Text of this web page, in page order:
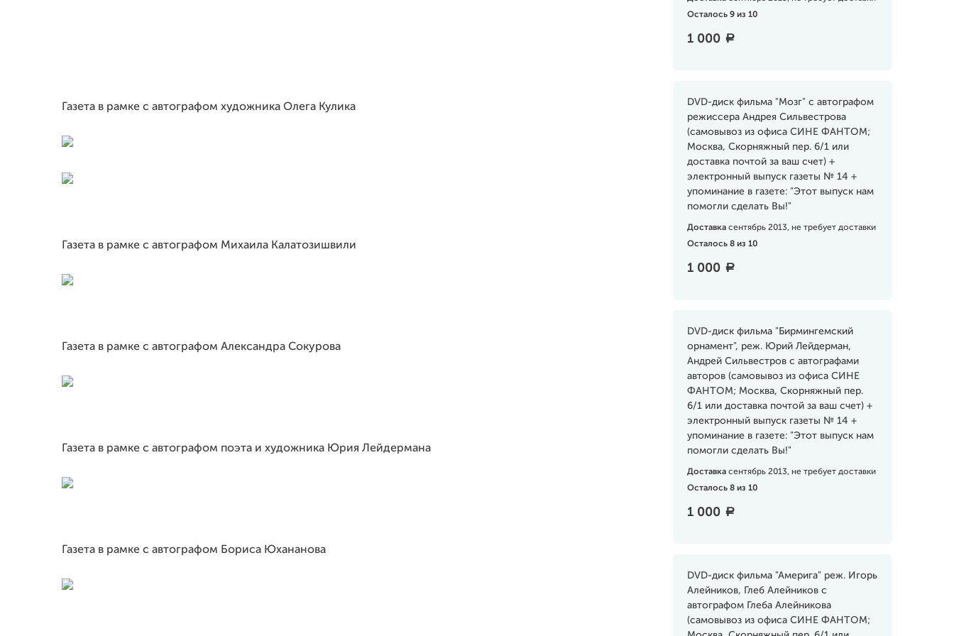
Осталось 9 из 10
1 000 a
DVD-диск фильма "Мозг" с автографом
режиссера Андрея Сильвестрова
(самовывоз из офиса СИНЕ ФАНТОМ;
Москва, Скорняжный пер. 6/1 или
доставка почтой за ваш счет) +
электронный выпуск газеты № 14 +
упоминание в газете: "Этот выпуск нам
помогли сделать Вы!"
Доставка сентябрь 2013, не требует доставки
Осталось 8 из 10
1 000 a
DVD-диск фильма "Бирмингемский
орнамент", реж. Юрий Лейдерман,
Андрей Сильвестров с автографами
авторов (самовывоз из офиса СИНЕ
ФАНТОМ; Москва, Скорняжный пер.
6/1 или доставка почтой за ваш счет) +
электронный выпуск газеты № 14 +
упоминание в газете: "Этот выпуск нам
помогли сделать Вы!"
Доставка сентябрь 2013, не требует доставки
Осталось 8 из 10
1 000 a
DVD-диск фильма "Америга" реж. Игорь
Алейников, Глеб Алейников с
автографом Глеба Алейникова
(самовывоз из офиса СИНЕ ФАНТОМ;
Газета в рамке с автографом художника Олега Кулика
Газета в рамке с автографом Михаила Калатозишвили
Газета в рамке с автографом Александра Сокурова
Газета в рамке с автографом поэта и художника Юрия Лейдермана
Газета в рамке с автографом Бориса Юхананова